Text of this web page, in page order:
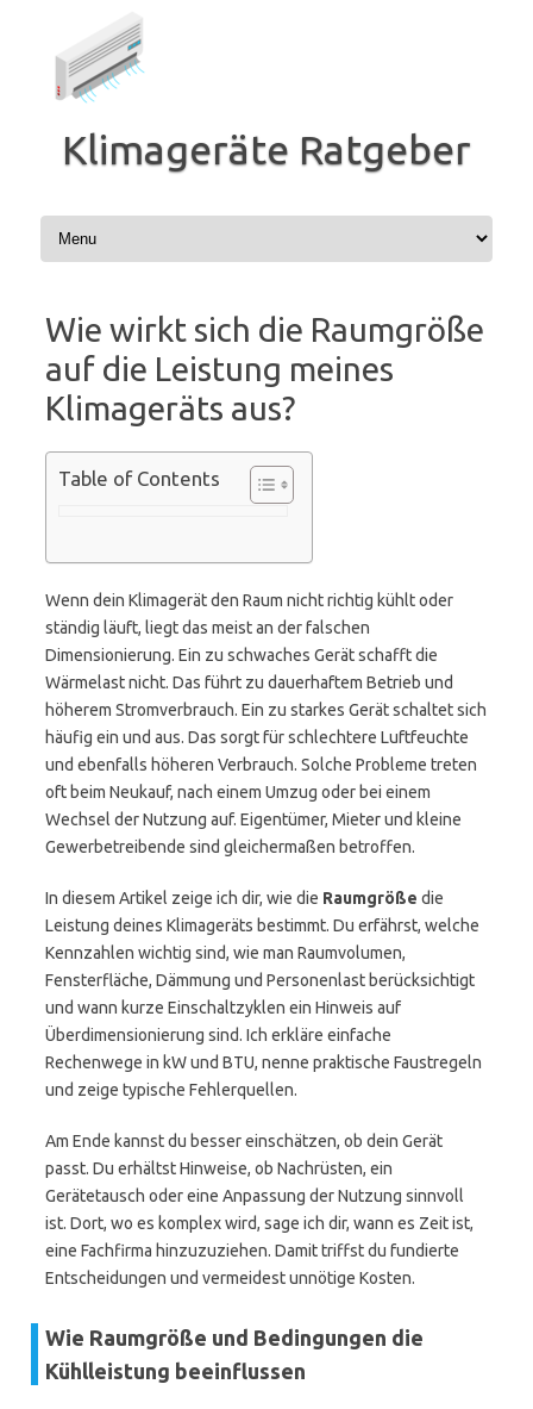
Klimageräte Ratgeber
Wie wirkt sich die Raumgröße
auf die Leistung meines
Klimageräts aus?
Table of Contents
Wenn dein Klimagerät den Raum nicht richtig kühlt oder
ständig läuft, liegt das meist an der falschen
Dimensionierung. Ein zu schwaches Gerät schafft die
Wärmelast nicht. Das führt zu dauerhaftem Betrieb und
höherem Stromverbrauch. Ein zu starkes Gerät schaltet sich
häufig ein und aus. Das sorgt für schlechtere Luftfeuchte
und ebenfalls höheren Verbrauch. Solche Probleme treten
oft beim Neukauf, nach einem Umzug oder bei einem
Wechsel der Nutzung auf. Eigentümer, Mieter und kleine
Gewerbetreibende sind gleichermaßen betroffen.
In diesem Artikel zeige ich dir, wie die Raumgröße die
Leistung deines Klimageräts bestimmt. Du erfährst, welche
Kennzahlen wichtig sind, wie man Raumvolumen,
Fensterfläche, Dämmung und Personenlast berücksichtigt
und wann kurze Einschaltzyklen ein Hinweis auf
Überdimensionierung sind. Ich erkläre einfache
Rechenwege in kW und BTU, nenne praktische Faustregeln
und zeige typische Fehlerquellen.
Am Ende kannst du besser einschätzen, ob dein Gerät
passt. Du erhältst Hinweise, ob Nachrüsten, ein
Gerätetausch oder eine Anpassung der Nutzung sinnvoll
ist. Dort, wo es komplex wird, sage ich dir, wann es Zeit ist,
eine Fachfirma hinzuzuziehen. Damit triffst du fundierte
Entscheidungen und vermeidest unnötige Kosten.
Wie Raumgröße und Bedingungen die
Kühlleistung beeinflussen